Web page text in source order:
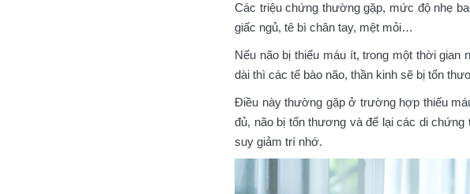
Các triệu chứng thường gặp, mức độ nhẹ
giấc ngủ, tê bì chân tay, mệt mỏi…
Nếu não bị thiếu máu ít, trong một thời gian
dài thì các tế bào não, thần kinh sẽ bị tổn
Điều này thường gặp ở trường hợp thiếu
đủ, não bị tổn thương và để lại các di
suy giảm trí nhớ.